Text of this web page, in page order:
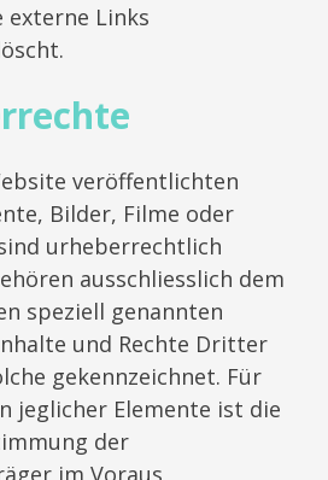
externe Links
veröffentlichten
Bilder, Filme oder
urheberrechtlich
ausschliesslich dem
speziell genannten
und Rechte Dritter
gekennzeichnet. Für
jeglicher Elemente ist die
der
im Voraus